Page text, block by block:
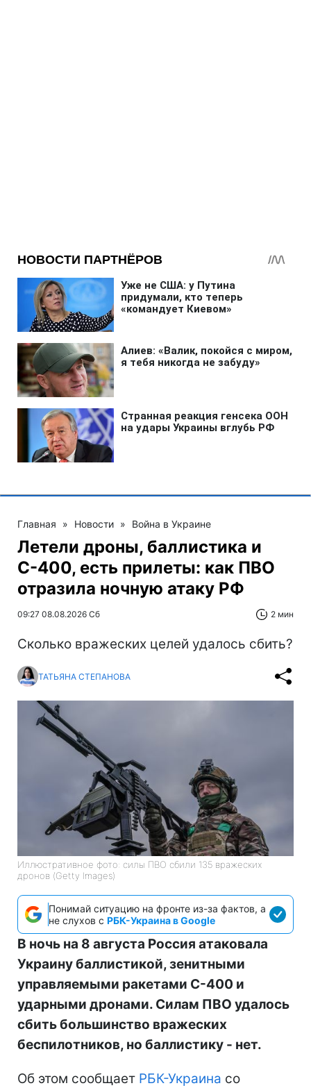
Главная » Новости » Война в Украине
Летели дроны, баллистика и
С-400, есть прилеты: как ПВО
отразила ночную атаку РФ
09:27 08.08.2026 Сб 2 мин
Сколько вражеских целей удалось сбить?
ТАТЬЯНА СТЕПАНОВА
Иллюстративное фото: силы ПВО сбили 135 вражеских
дронов (Getty Images)
Понимай ситуацию на фронте из-за фактов, а
не слухов с РБК-Украина в Google
В ночь на 8 августа Россия атаковала
Украину баллистикой, зенитными
управляемыми ракетами С-400 и
ударными дронами. Силам ПВО удалось
сбить большинство вражеских
беспилотников, но баллистику - нет.
Об этом сообщает РБК-Украина со